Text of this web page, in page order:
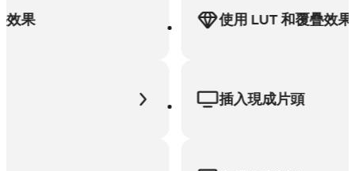
使用 LUT 和覆疊效果
插入現成片頭